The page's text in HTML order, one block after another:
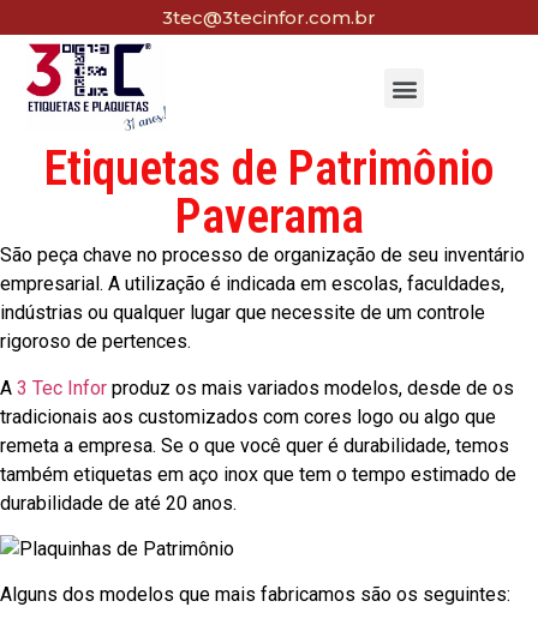
3tec@3tecinfor.com.br
Etiquetas de Patrimônio
Paverama
São peça chave no processo de organização de seu inventário
empresarial. A utilização é indicada em escolas, faculdades,
indústrias ou qualquer lugar que necessite de um controle
rigoroso de pertences.
A 3 Tec Infor produz os mais variados modelos, desde de os
tradicionais aos customizados com cores logo ou algo que
remeta a empresa. Se o que você quer é durabilidade, temos
também etiquetas em aço inox que tem o tempo estimado de
durabilidade de até 20 anos.
Alguns dos modelos que mais fabricamos são os seguintes: